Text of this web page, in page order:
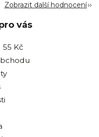
Zobrazit další hodnocení
vás
Kč